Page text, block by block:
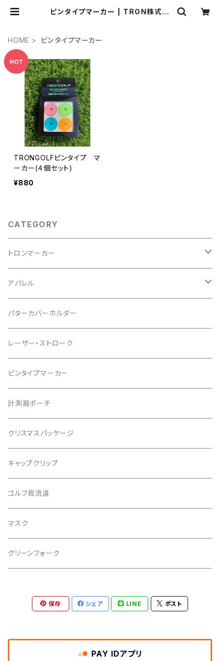
ピンタイプマーカー | TRON株式会
HOME ピンタイプマーカー
TRONGOLFピンタイプ マ
ーカー(４個セット)
¥880
CATEGORY
トロンマーカー
パッケージ
ポケットタイプ
マグネットタイプ
ゆかちんまるマーカー
キャサリンマーカー
もちけんマーカー
バッファローゴルフ
アパレル
Tシャツ
パターカバーホルダー
レーザー・ストローク
ピンタイプマーカー
計測器ポーチ
クリスマスパッケージ
キャップクリップ
ゴルフ我流道
マスク
グリーンフォーク
保存 シェア LINE ポスト
PAY IDアプリ